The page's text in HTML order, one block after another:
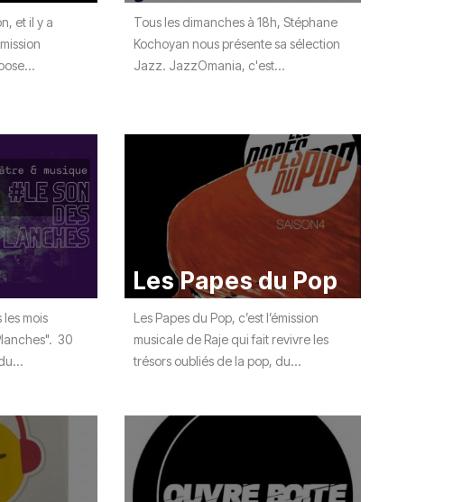
et il y a
Tous les dimanches à 18h, Stéphane
Kochoyan nous présente sa sélection
Jazz. JazzOmania, c'est...
mois
30
Les Papes du Pop
Les Papes du Pop, c’est l’émission
musicale de Raje qui fait revivre les
trésors oubliés de la pop, du...